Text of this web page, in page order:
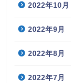
2022年10月
2022年9月
2022年8月
2022年7月